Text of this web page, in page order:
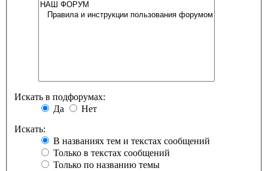
Искать в подфорумах:
Да
Нет
Искать:
В названиях тем и текстах сообщений
Только в текстах сообщений
Только по названию темы